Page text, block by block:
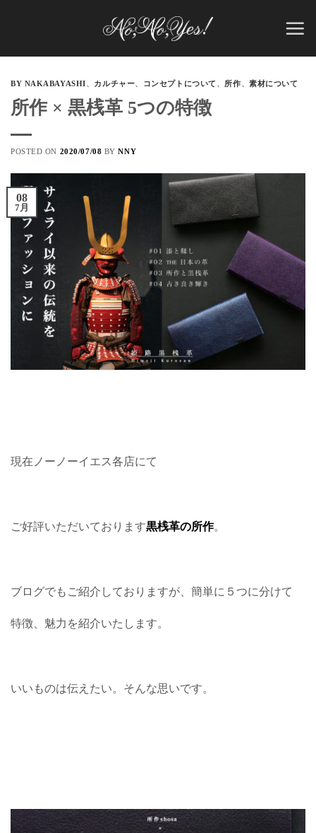
BY NAKABAYASHI、 カルチャー、 コンセプトについて 、 所作、素材について
所作 × 黒桟革 5つの特徴
POSTED ON 2020/07/08 BYNNY
08
7月
現在ノーノーイエス各店にて
ご好評いただいております黒桟革の所作。
ブログでもご紹介しておりますが、簡単に５つに分けて
特徴、魅力を紹介いたします。
いいものは伝えたい。そんな思いです。